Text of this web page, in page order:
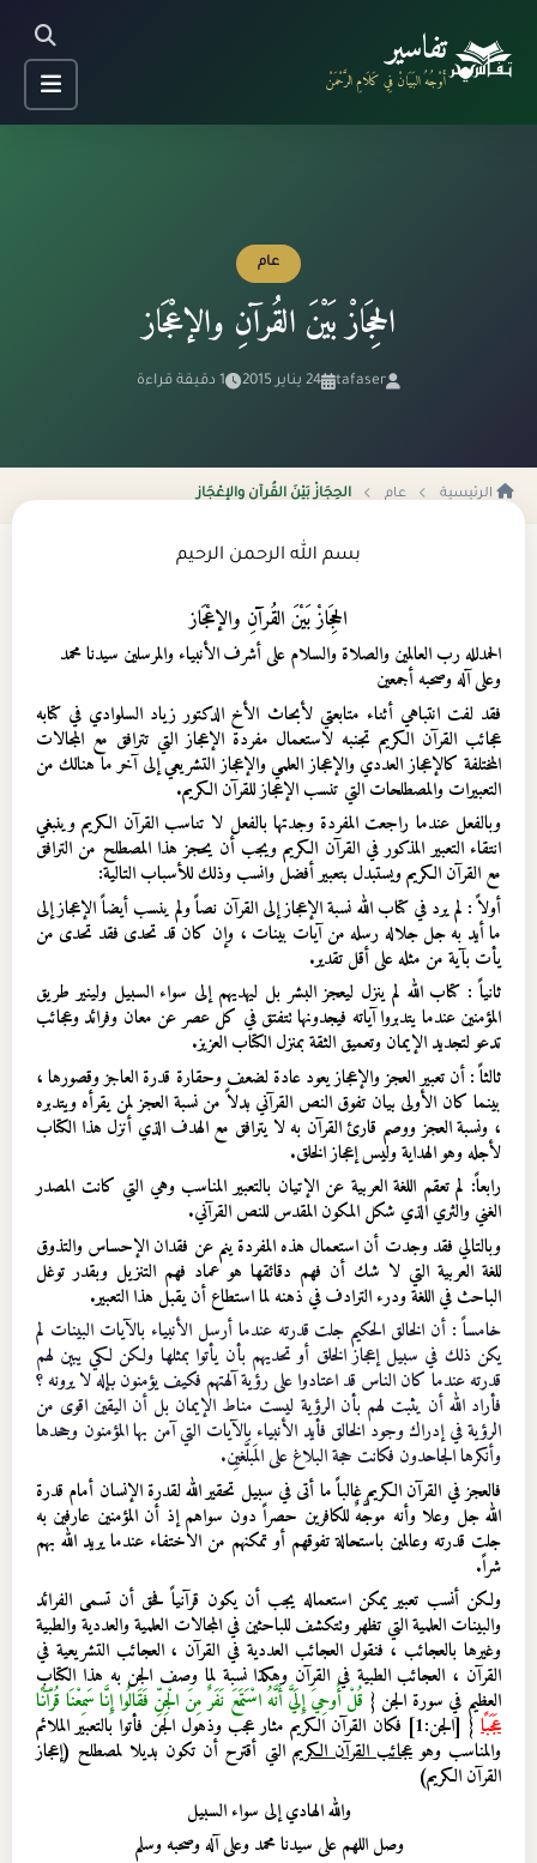
تفاسير
أَوْجُهُ البَيَانْ فِي كَلَامِ الرَّحْمَنْ
عام
الحِجَازْ بَيْنَ القُرآنِ والإعْجَاز
tafaser 24 يناير 2015 1 دقيقة قراءة
الرئيسية عام الحِجَازْ بَيْنَ القُرآنِ والإعْجَاز
بسم الله الرحمن الرحيم
الحِجَازْ بَيْنَ القُرآنِ والإعْجَاز
الحمدلله رب العالمين والصلاة والسلام على أشرف الأنبياء والمرسلين سيدنا محمد
وعلى آله وصحبه أجمعين
فقد لفت انتباهي أثناء متابعتي لأبحاث الأخ الدكتور زياد السلوادي في كتابه
عجائب القرآن الكريم تجنبه لاستعمال مفردة الإعجاز التي تترافق مع المجالات
المختلفة كالإعجاز العددي والإعجاز العلمي والإعجاز التشريعي إلى آخر ما هنالك من
التعبيرات والمصطلحات التي تنسب الإعجاز للقرآن الكريم.
وبالفعل عندما راجعت المفردة وجدتها بالفعل لا تناسب القرآن الكريم وينبغي
انتقاء التعبير المذكور في القرآن الكريم ويجب أن يحجز هذا المصطلح من الترافق
مع القرآن الكريم ويستبدل بتعبير أفضل وانسب وذلك للأسباب التالية:
أولاً : لم يرد في كتاب الله نسبة الإعجاز إلى القرآن نصاً ولم ينسب أيضاً الإعجاز إلى
ما أيد به جل جلاله رسله من آيات بينات ، وإن كان قد تحدى فقد تحدى من
يأت بآية من مثله على أقل تقدير.
ثانياً : كتاب الله لم ينزل ليعجز البشر بل ليهديهم إلى سواء السبيل ولينير طريق
المؤمنين عندما يتدبروا آياته فيجدونها تتفتق في كل عصر عن معان وفرائد وعجائب
تدعو لتجديد الإيمان وتعميق الثقة بمنزل الكتاب العزيز.
ثالثاً : أن تعبير العجز والإعجاز يعود عادة لضعف وحقارة قدرة العاجز وقصورها ،
بينما كان الأولى بيان تفوق النص القرآني بدلاً من نسبة العجز لمن يقرأه ويتدبره
، ونسبة العجز ووصم قارئ القرآن به لا يترافق مع الهدف الذي أنزل هذا الكتاب
لأجله وهو الهداية وليس إعجاز الخلق.
رابعاً: لم تعقم اللغة العربية عن الإتيان بالتعبير المناسب وهي التي كانت المصدر
الغني والثري الذي شكل المكون المقدس للنص القرآني.
وبالتالي فقد وجدت أن استعمال هذه المفردة ينم عن فقدان الإحساس والتذوق
للغة العربية التي لا شك أن فهم دقائقها هو عماد فهم التنزيل وبقدر توغل
الباحث في اللغة ودرء الترادف في ذهنه لما استطاع أن يقبل هذا التعبير.
خامساً : أن الخالق الحكيم جلت قدرته عندما أرسل الأنبياء بالآيات البينات لم
يكن ذلك في سبيل إعجاز الخلق أو تحديهم بأن يأتوا بمثلها ولكن لكي يبين لهم
قدرته عندما كان الناس قد اعتادوا على رؤية آلهتهم فكيف يؤمنون بإله لا يرونه ؟
فأراد الله أن يثبت لهم بأن الرؤية ليست مناط الإيمان بل أن اليقين اقوى من
الرؤية في إدراك وجود الخالق فأيد الأنبياء بالآيات التي آمن بها المؤمنون وجحدها
وأنكرها الجاحدون فكانت حجة البلاغ على المَبلَّغيِن.
فالعجز في القرآن الكريم غالباً ما أتى في سبيل تحقير الله لقدرة الإنسان أمام قدرة
الله جل وعلا وأنه موجَّهٌ للكافرين حصراً دون سواهم إذ أن المؤمنين عارفين به
جلت قدرته وعالمين باستحالة تفوقهم أو تمكنهم من الاختفاء عندما يريد الله بهم
شراً.
ولكن أنسب تعبير يمكن استعماله يجب أن يكون قرآنياً فحق أن تسمى الفرائد
والبينات العلمية التي تظهر وتتكشف للباحثين في المجالات العلمية والعددية والطبية
وغيرها بالعجائب ، فنقول العجائب العددية في القرآن ، العجائب التشريعية في
القرآن ، العجائب الطبية في القرآن وهكذا نسبة لما وصف الجن به هذا الكتاب
العظيم في سورة الجن { قُلْ أُوحِيَ إِلَيَّ أَنَّهُ اسْتَمَعَ نَفَرٌ مِنَ الْجِنِّ فَقَالُوا إِنَّا سَمِعْنَا قُرْآنًا
عَجَبًا } [الجن:1] فكان القرآن الكريم مثار عجب وذهول الجن فأتوا بالتعبير الملائم
والمناسب وهوعجائب القرآن الكريم التي أقترح أن تكون بديلا لمصطلح (إعجاز
القرآن الكريم)
والله الهادي إلى سواء السبيل
وصل اللهم على سيدنا محمد وعلى آله وصحبه وسلم